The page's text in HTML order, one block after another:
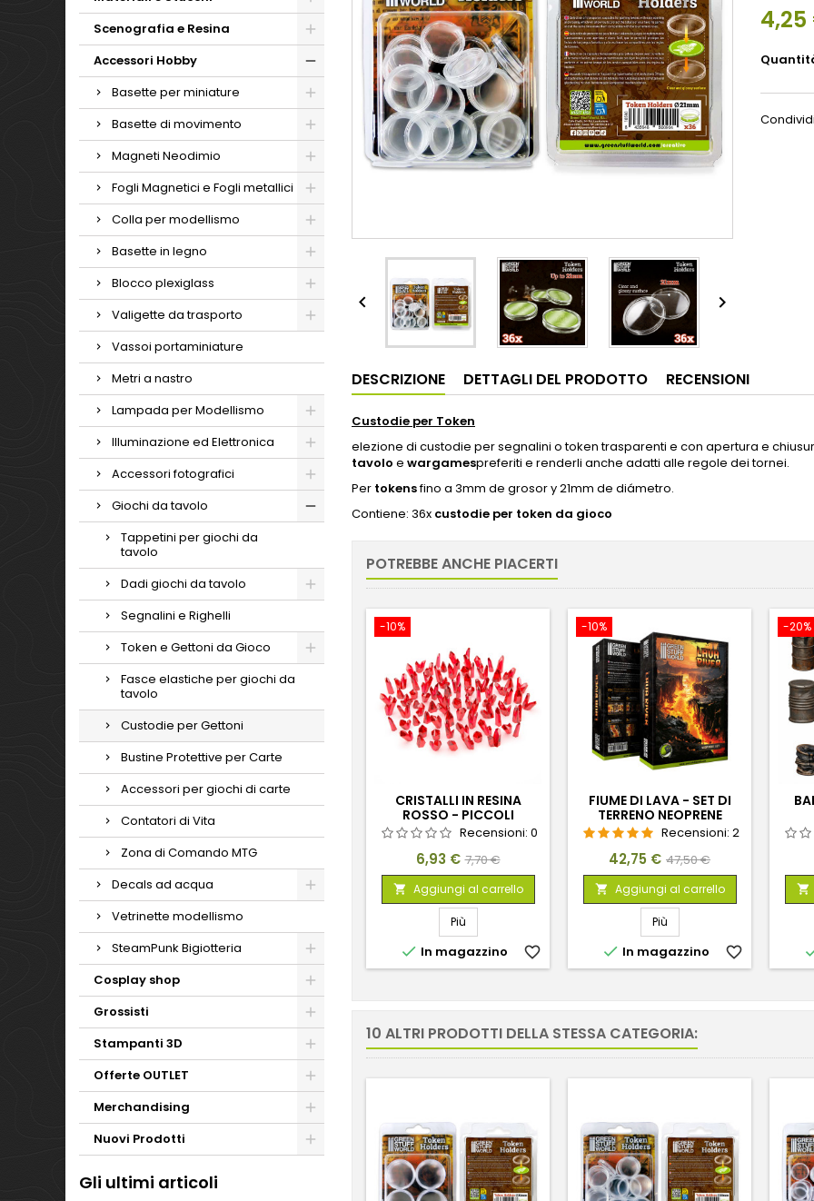
Scenografia e Resina
Accessori Hobby
Basette per miniature
Basette di movimento
Magneti Neodimio
Fogli Magnetici e Fogli metallici
Colla per modellismo
Basette in legno
Blocco plexiglass
Valigette da trasporto
Vassoi portaminiature
Metri a nastro
Lampada per Modellismo
Illuminazione ed Elettronica
Accessori fotografici
Giochi da tavolo
Tappetini per giochi da
tavolo
Dadi giochi da tavolo
Segnalini e Righelli
Token e Gettoni da Gioco
Fasce elastiche per giochi da
tavolo
Custodie per Gettoni
Bustine Protettive per Carte
Accessori per giochi di carte
Contatori di Vita
Zona di Comando MTG
Decals ad acqua
Vetrinette modellismo
SteamPunk Bigiotteria
Cosplay shop
Grossisti
Stampanti 3D
Offerte OUTLET
Merchandising
Nuovi Prodotti
Gli ultimi articoli
 
Condividi
DESCRIZIONE DETTAGLI DEL PRODOTTO RECENSIONI
Custodie per Token
elezione di custodie per segnalini o token trasparenti e con apertura e
tavolo e wargamespreferiti e renderli anche adatti alle regole dei tornei.
Per tokensfino a 3mm de grosor y 21mm de diámetro.
Contiene: 36x custodie per token da gioco
POTREBBE ANCHE PIACERTI
-10%
CRISTALLI IN RESINA
ROSSO - PICCOLI
Recensioni: 0
Prezzo
6,93 € Prezzo
base
7,70 €
 Aggiungi al carrello
Più
 In magazzino favorite_border
-10%
FIUME DI LAVA - SET DI
TERRENO NEOPRENE
Recensioni: 2
Prezzo
42,75 € Prezzo
base
47,50 €
 Aggiungi al carrello
Più
 In magazzino favorite_border
-20%

10 ALTRI PRODOTTI DELLA STESSA CATEGORIA: